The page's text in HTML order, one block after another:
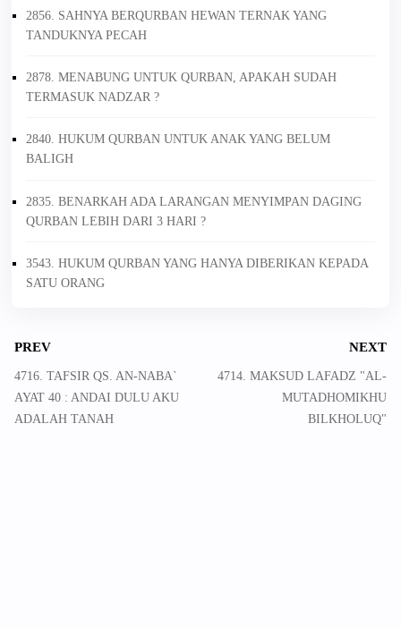
2856. SAHNYA BERQURBAN HEWAN TERNAK YANG
TANDUKNYA PECAH
2878. MENABUNG UNTUK QURBAN, APAKAH SUDAH
TERMASUK NADZAR ?
2840. HUKUM QURBAN UNTUK ANAK YANG BELUM
BALIGH
2835. BENARKAH ADA LARANGAN MENYIMPAN DAGING
QURBAN LEBIH DARI 3 HARI ?
3543. HUKUM QURBAN YANG HANYA DIBERIKAN KEPADA
SATU ORANG
PREV
4716. TAFSIR QS. AN-NABA`
AYAT 40 : ANDAI DULU AKU
ADALAH TANAH
NEXT
4714. MAKSUD LAFADZ "AL-
MUTADHOMIKHU
BILKHOLUQ"